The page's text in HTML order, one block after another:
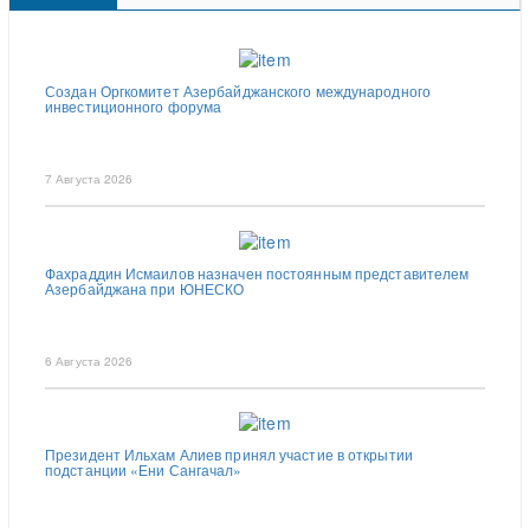
Создан Оргкомитет Азербайджанского международного
инвестиционного форума
7 Августа 2026
Фахраддин Исмаилов назначен постоянным представителем
Азербайджана при ЮНЕСКО
6 Августа 2026
Президент Ильхам Алиев принял участие в открытии
подстанции «Ени Сангачал»